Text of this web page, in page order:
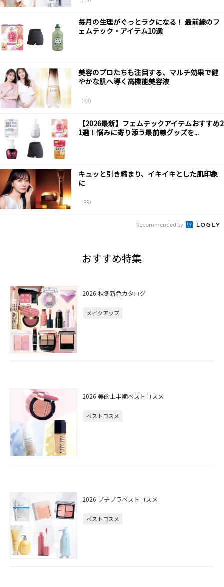
毎月の生理がぐっとラクになる！ 最前線のフ
ェムテック・アイテム10選
美容のプロたちも注目する、マルチ効果で健
やかな肌へ導く高機能美容液
（PR）
【2026最新】フェムテックアイテムおすすめ2
1選！悩みに寄り添う最前線グッズを...
キュッと引き締まり、イキイキとした肌印象
に
（PR）
Recommended by
おすすめ特集
2026 秋冬新色カタログ
メイクアップ
2026 美的上半期ベストコスメ
ベストコスメ
2026 プチプラベストコスメ
ベストコスメ